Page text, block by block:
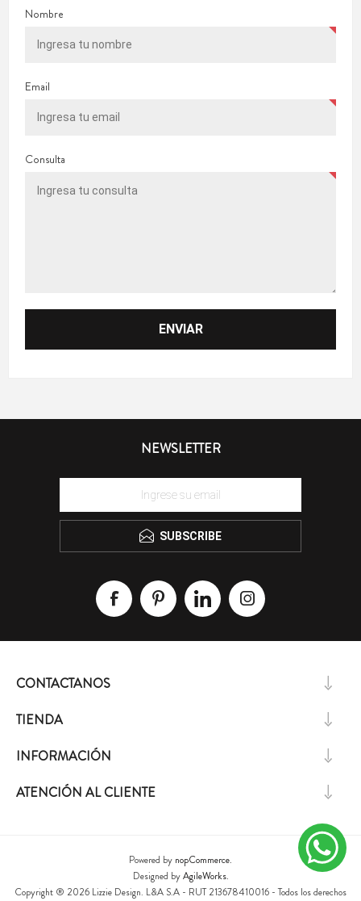
Nombre
Email
Consulta
NEWSLETTER
SUBSCRIBE
CONTACTANOS
TIENDA
INFORMACIÓN
ATENCIÓN AL CLIENTE
Powered by nopCommerce.
Designed byAgileWorks.
Copyright ® 2026 Lizzie Design. L&A S.A - RUT 213678410016 - Todos los derechos